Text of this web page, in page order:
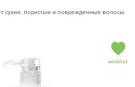
сухие, пористые и поврежденные волосы
wishlist